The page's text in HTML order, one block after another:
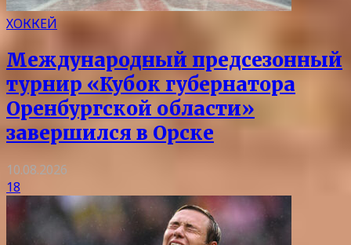
ХОККЕЙ
Международный предсезонный
турнир «Кубок губернатора
Оренбургской области»
завершился в Орске
10.08.2026
18